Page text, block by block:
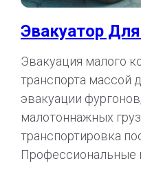
Эвакуатор
Эвакуация малого
транспорта массой
эвакуации
малотоннажных
транспортировка
Профессиональные